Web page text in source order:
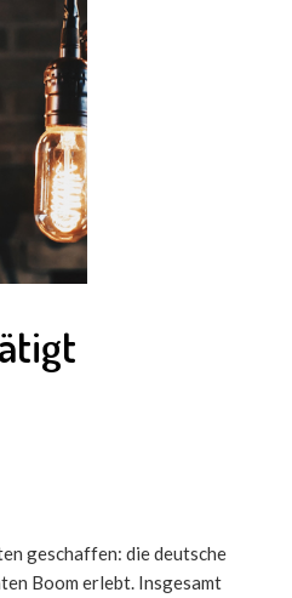
geschaffen: die deutsche
Boom erlebt. Insgesamt